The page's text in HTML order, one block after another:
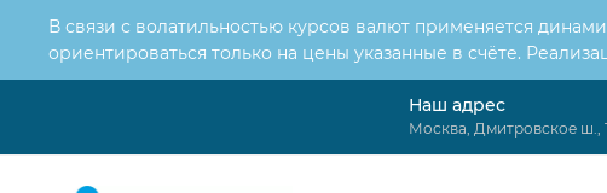
В связи с волатильностью курсов валют применяется
ориентироваться только на цены указанные в счёте.
Наш адрес
Москва, Дмитровское ш.,